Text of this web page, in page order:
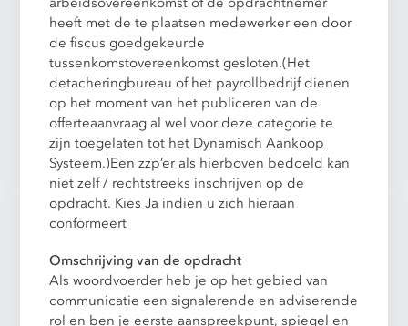
heeft met de te plaatsen medewerker een door
de fiscus goedgekeurde
tussenkomstovereenkomst gesloten.(Het
detacheringbureau of het payrollbedrijf dienen
op het moment van het publiceren van de
offerteaanvraag al wel voor deze categorie te
zijn toegelaten tot het Dynamisch Aankoop
Systeem.)Een zzp’er als hierboven bedoeld kan
niet zelf / rechtstreeks inschrijven op de
opdracht. Kies Ja indien u zich hieraan
conformeert
Omschrijving van de opdracht
Als woordvoerder heb je op het gebied van
communicatie een signalerende en adviserende
rol en ben je eerste aanspreekpunt, spiegel en